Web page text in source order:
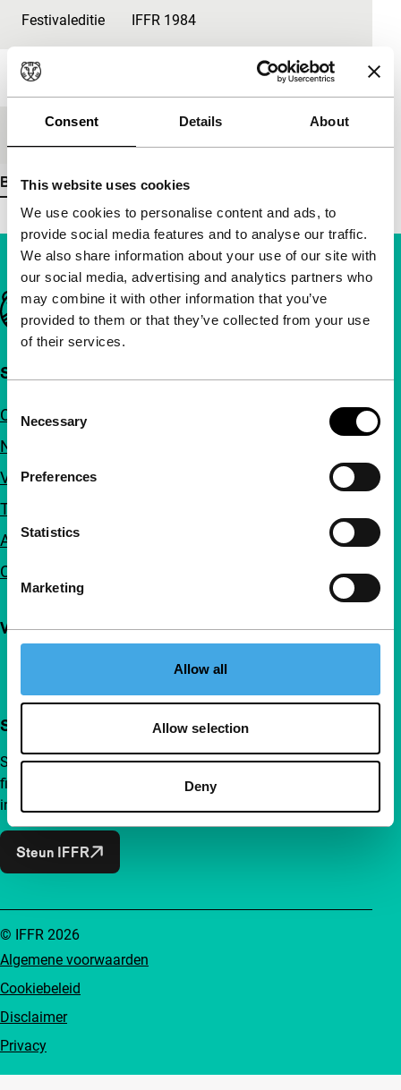
Consent Details About
This website uses cookies
We use cookies to personalise content and ads, to
provide social media features and to analyse our traffic.
We also share information about your use of our site with
our social media, advertising and analytics partners who
may combine it with other information that you’ve
provided to them or that they’ve collected from your use
of their services.
Selection
Necessary
Preferences
Statistics
Marketing
Allow all
Allow selection
Deny
Festivaleditie IFFR 1984
Lengte
Bekijk meer details
Belangrijke links
Snel naar
Over ons
Nieuwsbrieven
Veelgestelde vragen
Toegankelijkheid
Adverteren
Contact
Volg IFFR
Steun IFFR al vanaf €4 per maand
Sluit je aan bij een groep nieuwsgierige en verbonden
filmliefhebbers. Maak onafhankelijke film, nieuwe
inzichten en inspiratie bereikbaar voor iedereen.
Steun IFFR
Algemene voorwaarden
Cookiebeleid
Disclaimer
Privacy
© IFFR 2026